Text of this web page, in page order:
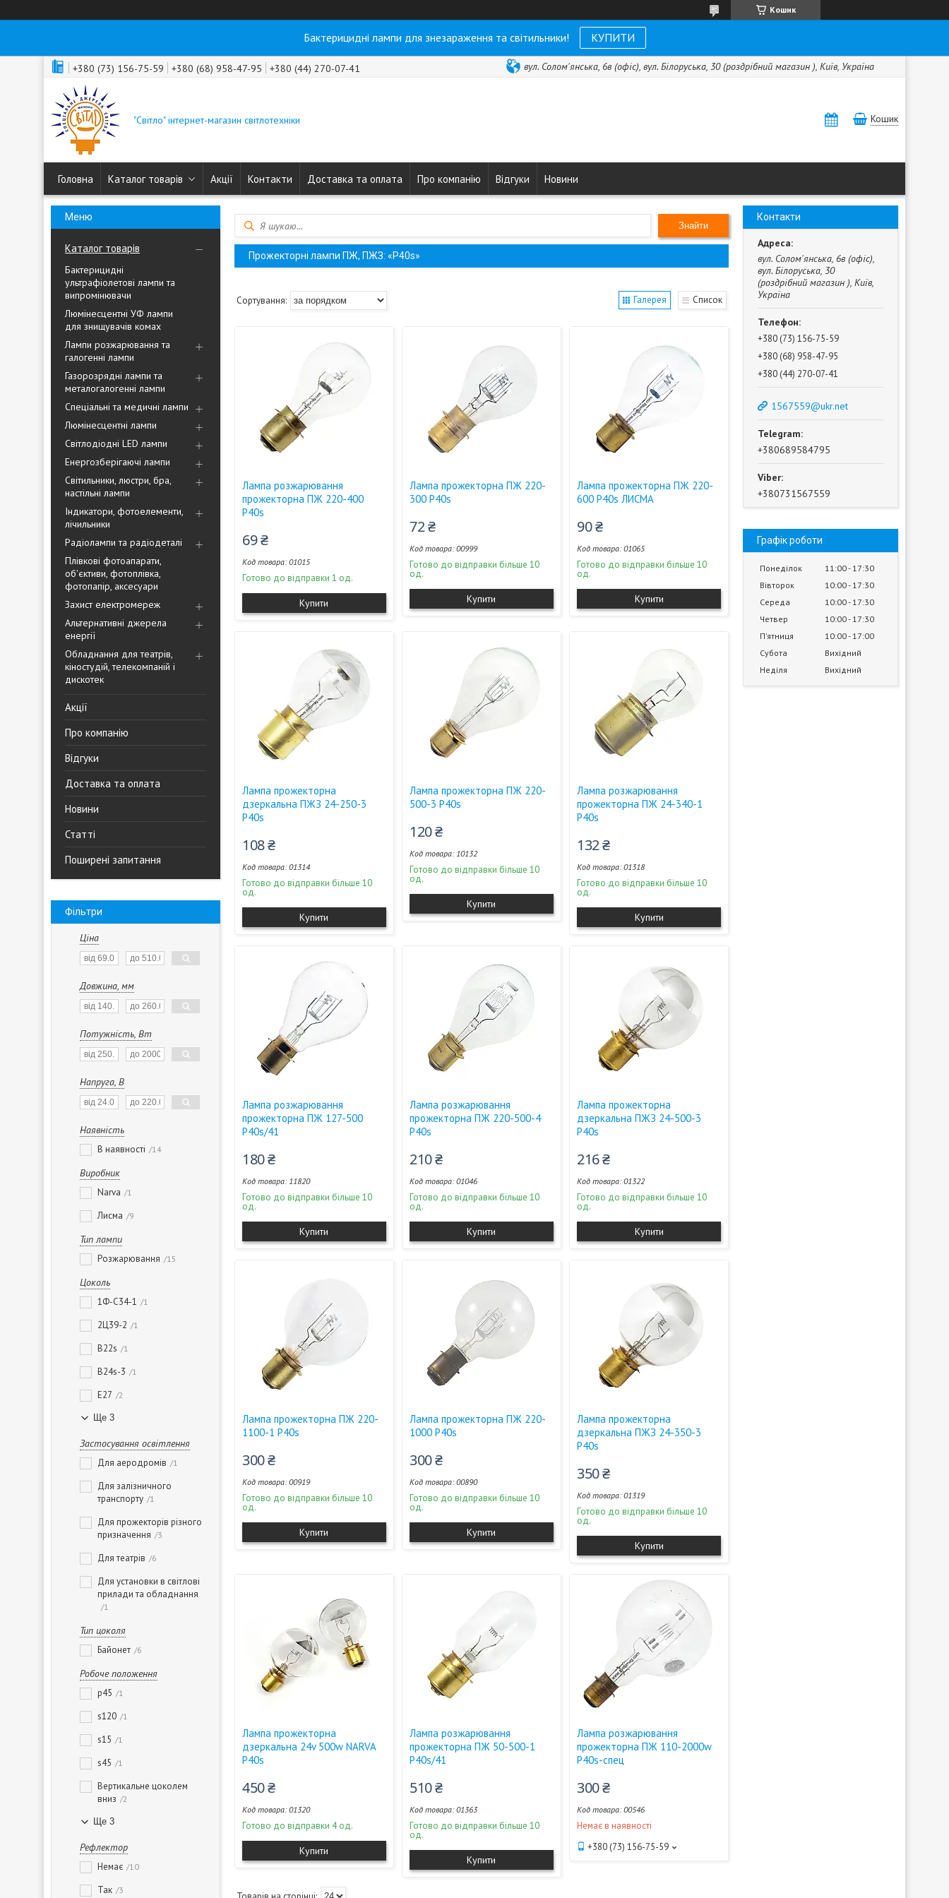
Кошик
Бактерицидні лампи для знезараження та світильники! КУПИТИ
+380 (73) 156-75-59 +380 (68) 958-47-95 +380 (44) 270-07-41 вул. Солом'янська, 6в (офіс), вул. Білоруська, 30 (роздрібний магазин ), Київ, Україна
"Світло" інтернет-магазин світлотехніки Кошик
Головна Каталог товарів Акції Контакти Доставка та оплата Про компанію Відгуки Новини
Каталог товарів
Бактерицидні
ультрафіолетові лампи та
випромінювачи
Люмінесцентні УФ лампи
для знищувачів комах
Лампи розжарювання та
галогенні лампи
Газорозрядні лампи та
металогалогенні лампи
Спеціальні та медичні лампи
Люмінесцентні лампи
Світлодіодні LED лампи
Енергозберігаючі лампи
Світильники, люстри, бра,
настільні лампи
Індикатори, фотоелементи,
лічильники
Радіолампи та радіодеталі
Плівкові фотоапарати,
об'єктиви, фотоплівка,
фотопапір, аксесуари
Захист електромереж
Альтернативні джерела
енергії
Обладнання для театрів,
кіностудій, телекомпаній і
дискотек
Акції
Про компанію
Відгуки
Доставка та оплата
Новини
Статті
Поширені запитання
Фільтри
Ціна
Довжина, мм
Потужність, Вт
Напруга, В
Наявність
В наявності 14
Виробник
Narva 1
Лисма 9
Тип лампи
Розжарювання 15
Цоколь
1Ф-С34-1 1
2Ц39-2 1
B22s 1
B24s-3 1
E27 2
Ще 3
Застосування освітлення
Для аеродромів 1
Для залізничного
транспорту 1
Для прожекторів різного
призначення
3
Для театрів 6
Для установки в світлові
прилади та обладнання
1
Тип цоколя
Байонет 6
Робоче положення
p45 1
s120 1
s15 1
s45 1
Вертикальне цоколем
вниз
2
Ще 3
Рефлектор
Немає 10
Так 3
Знайти
Прожекторні лампи ПЖ, ПЖЗ: «P40s»
Галерея Список
Лампа розжарювання
прожекторна ПЖ 220-400
P40s
69 ₴
01015
Готово до відправки 1 од.
Купити
Лампа прожекторна ПЖ 220-
300 Р40s
72 ₴
00999
Готово до відправки більше 10
од.
Купити
Лампа прожекторна ПЖ 220-
600 P40s ЛИСМА
90 ₴
01065
Готово до відправки більше 10
од.
Купити
Лампа прожекторна
дзеркальна ПЖЗ 24-250-3
P40s
108 ₴
01314
Готово до відправки більше 10
од.
Купити
Лампа прожекторна ПЖ 220-
500-3 P40s
120 ₴
10132
Готово до відправки більше 10
од.
Купити
Лампа розжарювання
прожекторна ПЖ 24-340-1
P40s
132 ₴
01318
Готово до відправки більше 10
од.
Купити
Лампа розжарювання
прожекторна ПЖ 127-500
P40s/41
180 ₴
11820
Готово до відправки більше 10
од.
Купити
Лампа розжарювання
прожекторна ПЖ 220-500-4
P40s
210 ₴
01046
Готово до відправки більше 10
од.
Купити
Лампа прожекторна
дзеркальна ПЖЗ 24-500-3
P40s
216 ₴
01322
Готово до відправки більше 10
од.
Купити
Лампа прожекторна ПЖ 220-
1100-1 P40s
300 ₴
00919
Готово до відправки більше 10
од.
Купити
Лампа прожекторна ПЖ 220-
1000 P40s
300 ₴
00890
Готово до відправки більше 10
од.
Купити
Лампа прожекторна
дзеркальна ПЖЗ 24-350-3
P40s
350 ₴
01319
Готово до відправки більше 10
од.
Купити
Лампа прожекторна
дзеркальна 24v 500w NARVA
P40s
450 ₴
01320
Готово до відправки 4 од.
Купити
Лампа розжарювання
прожекторна ПЖ 50-500-1
P40s/41
510 ₴
01363
Готово до відправки більше 10
од.
Купити
Лампа розжарювання
прожекторна ПЖ 110-2000w
P40s-спец
300 ₴
00546
Немає в наявності
+380 (73) 156-75-59
Контакти
вул. Солом'янська, 6в (офіс),
вул. Білоруська, 30
(роздрібний магазин ), Київ,
Україна
+380 (73) 156-75-59
+380 (68) 958-47-95
+380 (44) 270-07-41
1567559@ukr.net
+380689584795
+380731567559
Графік роботи
Понеділок 11:00 17:30
Вівторок
10:00 17:30
Середа
10:00 17:30
Четвер
10:00 17:30
Пʼятниця
10:00 17:00
Субота
Вихідний
Неділя
Вихідний